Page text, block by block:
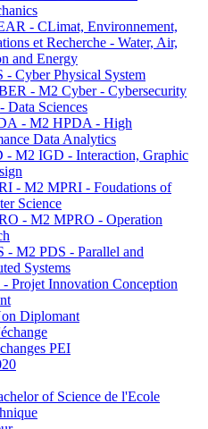
- CLimat, Environnement,
et Recherche - Water, Air,
and Energy
- Cyber Physical System
- M2 Cyber - Cybersecurity
Data Sciences
- M2 HPDA - High
Data Analytics
- M2 IGD - Interaction, Graphic
- M2 MPRI - Foudations of
Science
- M2 MPRO - Operation
- M2 PDS - Parallel and
Systems
Projet Innovation Conception
Diplomant
PEI
of Science de l'Ecole